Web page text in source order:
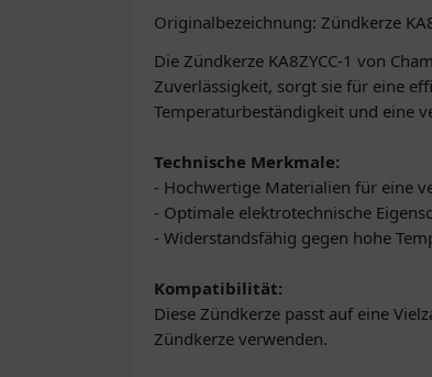
Originalbezeichnung: Zündkerze
Die Zündkerze KA8ZYCC-1 von
Zuverlässigkeit, sorgt sie für eine
Temperaturbeständigkeit und eine
Technische Merkmale:
- Hochwertige Materialien für eine
- Optimale elektrotechnische
- Widerstandsfähig gegen hohe
Kompatibilität:
Diese Zündkerze passt auf eine
Zündkerze verwenden.